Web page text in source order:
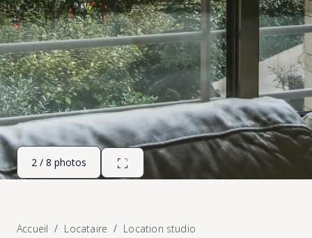
2 / 8 photos
Accueil Locataire
Location studio